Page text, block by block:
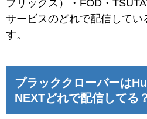
フリックス）・FOD・
サービスのどれで配信してい
す。
ブラッククローバーは
NEXTどれで配信してる